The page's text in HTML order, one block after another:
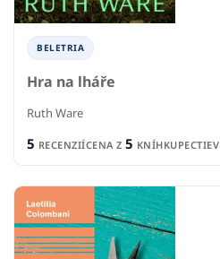
BELETRIA
Hra na lháře
Ruth Ware
5 RECENZIÍCENA Z 5 KNÍHKUPECTIEV